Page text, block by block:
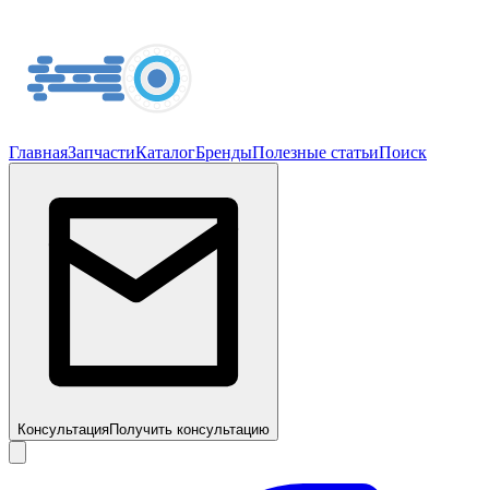
ГлавнаяЗапчастиКаталогБрендыПолезные статьиПоиск
КонсультацияПолучить консультацию